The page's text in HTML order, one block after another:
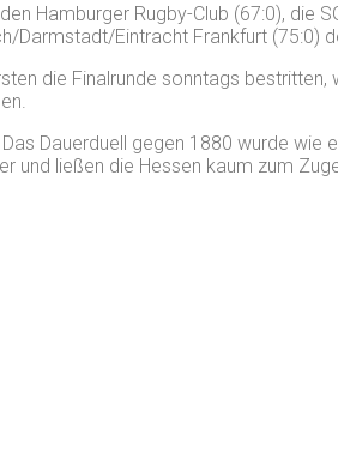
Hamburger Rugby-Club (67:0), die
Darmstadt/Eintracht Frankfurt (75:0)
die Finalrunde sonntags
Dauerduell gegen 1880 wurde
und ließen die Hessen kaum zum